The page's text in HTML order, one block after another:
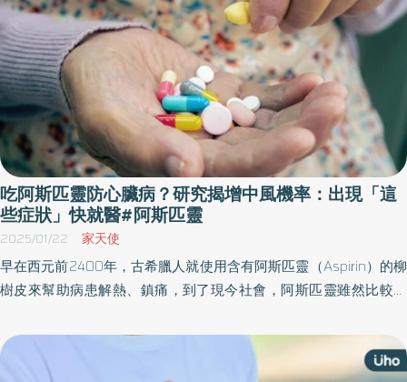
吃阿斯匹靈防心臟病？研究揭增中風機率：出現「這
些症狀」快就醫#阿斯匹靈
2025/01/22 家天使
早在西元前2400年，古希臘人就使用含有阿斯匹靈（Aspirin）的柳
樹皮來幫助病患解熱、鎮痛，到了現今社會，阿斯匹靈雖然比較少
血栓造成的心血管疾病。《優活健康網》特摘此篇，分享阿斯匹靈
的相關研究。